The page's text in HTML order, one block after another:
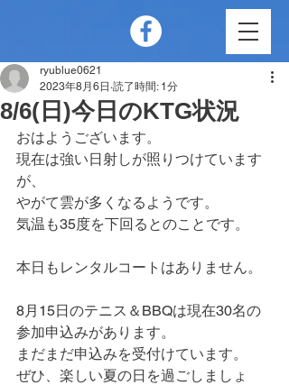
8/6(日)今日のKTG状況
ryublue0621
2023年8月6日 読了時間: 1分
おはようございます。
現在は強い日射しが照りつけています
が、
やがて雲が多くなるようです。
気温も35度を下回るとのことです。
本日もレンタルコートはありません。
8月15日のテニス＆BBQは現在30名の
参加申込みがあります。
まだまだ申込みを受付けています。
ぜひ、楽しい夏の日を過ごしましょ